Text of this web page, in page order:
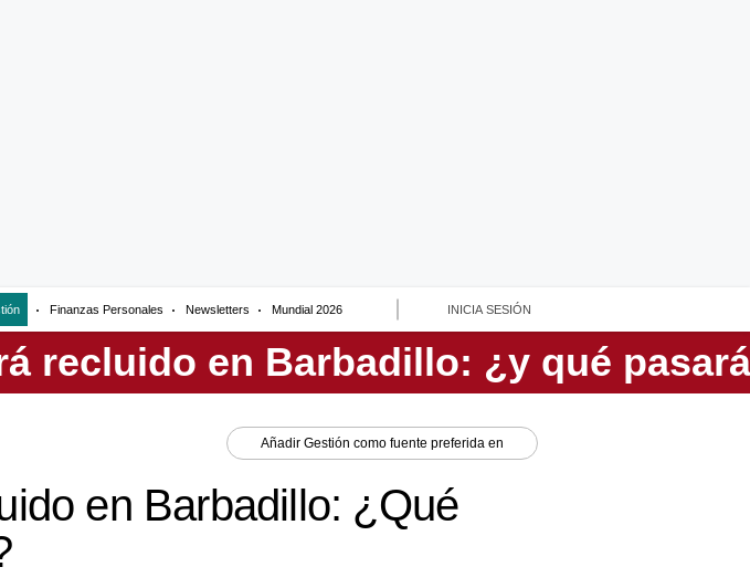
Finanzas Personales Newsletters Mundial 2026 INICIA SESIÓN
Añadir Gestión como fuente preferida en
en Barbadillo: ¿Qué